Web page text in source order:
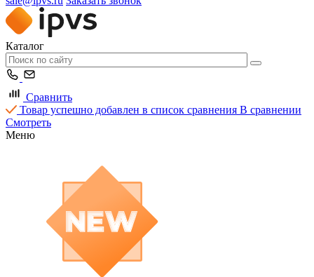
Каталог
Сравнить
Товар успешно добавлен в список сравнения В сравнении
Смотреть
Меню